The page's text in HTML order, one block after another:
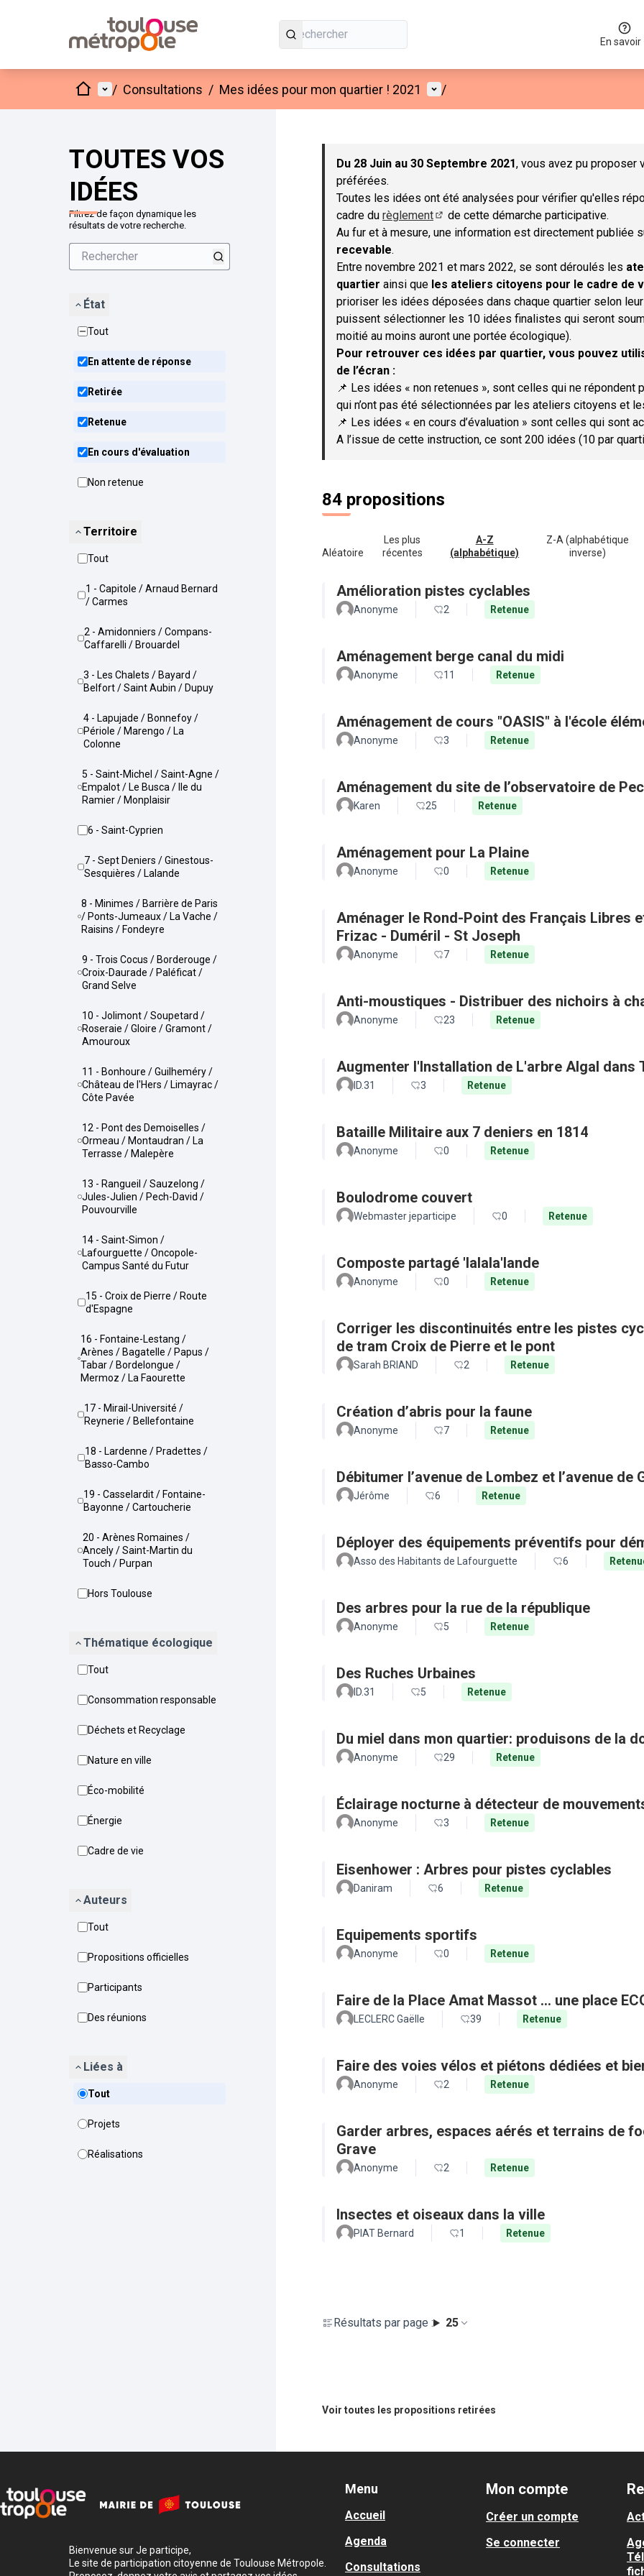
En savoir
AccueilMenu principal
/ Consultations / Mes idées pour mon quartier ! 2021 Menu utilisateur
/
TOUTES VOS
IDÉES
Filtrez de façon dynamique les
résultats de votre recherche.
État
Tout
En attente de réponse
Retirée
Retenue
En cours d'évaluation
Non retenue
Territoire
Tout
1 - Capitole / Arnaud Bernard
/ Carmes
2 - Amidonniers / Compans-
Caffarelli / Brouardel
3 - Les Chalets / Bayard /
Belfort / Saint Aubin / Dupuy
4 - Lapujade / Bonnefoy /
Périole / Marengo / La
Colonne
5 - Saint-Michel / Saint-Agne /
Empalot / Le Busca / Ile du
Ramier / Monplaisir
6 - Saint-Cyprien
7 - Sept Deniers / Ginestous-
Sesquières / Lalande
8 - Minimes / Barrière de Paris
/ Ponts-Jumeaux / La Vache /
Raisins / Fondeyre
9 - Trois Cocus / Borderouge /
Croix-Daurade / Paléficat /
Grand Selve
10 - Jolimont / Soupetard /
Roseraie / Gloire / Gramont /
Amouroux
11 - Bonhoure / Guilheméry /
Château de l'Hers / Limayrac /
Côte Pavée
12 - Pont des Demoiselles /
Ormeau / Montaudran / La
Terrasse / Malepère
13 - Rangueil / Sauzelong /
Jules-Julien / Pech-David /
Pouvourville
14 - Saint-Simon /
Lafourguette / Oncopole-
Campus Santé du Futur
15 - Croix de Pierre / Route
d'Espagne
16 - Fontaine-Lestang /
Arènes / Bagatelle / Papus /
Tabar / Bordelongue /
Mermoz / La Faourette
17 - Mirail-Université /
Reynerie / Bellefontaine
18 - Lardenne / Pradettes /
Basso-Cambo
19 - Casselardit / Fontaine-
Bayonne / Cartoucherie
20 - Arènes Romaines /
Ancely / Saint-Martin du
Touch / Purpan
Hors Toulouse
Thématique écologique
Tout
Consommation responsable
Déchets et Recyclage
Nature en ville
Éco-mobilité
Énergie
Cadre de vie
Auteurs
Tout
Propositions officielles
Participants
Des réunions
Liées à
Tout
Projets
Réalisations
Passer la carte
Du 28 Juin au 30 Septembre 2021, vous avez pu proposer
préférées.
Toutes les idées ont été analysées pour vérifier qu'elles
cadre du règlement
(S'ouvre dans un nouvel onglet)
de cette démarche participative.
Au fur et à mesure, une information est directement publiée
recevable.
Entre novembre 2021 et mars 2022, se sont déroulés les
quartier ainsi que les ateliers citoyens pour le cadre de
prioriser les idées déposées dans chaque quartier selon
puissent sélectionner les 10 idées finalistes qui seront
moitié au moins auront une portée écologique).
Pour retrouver ces idées par quartier, vous pouvez
de l’écran :
📌 Les idées « non retenues », sont celles qui ne
qui n’ont pas été sélectionnées par les ateliers citoyens et
📌 Les idées « en cours d’évaluation » sont celles qui sont
A l’issue de cette instruction, ce sont 200 idées (10 par
84 propositions
Aléatoire
Les plus
récentes
A-Z
(alphabétique)
Z-A (alphabétique
inverse)
Amélioration pistes cyclables
Anonyme 2 Retenue
Aménagement berge canal du midi
Anonyme 11 Retenue
Aménagement de cours "OASIS" à l'école
Anonyme 3 Retenue
Aménagement du site de l’observatoire de
Karen 25 Retenue
Aménagement pour La Plaine
Anonyme 0 Retenue
Aménager le Rond-Point des Français Libres
Frizac - Duméril - St Joseph
Anonyme 7 Retenue
Anti-moustiques - Distribuer des nichoirs à
Anonyme 23 Retenue
Augmenter l'Installation de L'arbre Algal dans
ID.31 3 Retenue
Bataille Militaire aux 7 deniers en 1814
Anonyme 0 Retenue
Boulodrome couvert
Webmaster jeparticipe 0 Retenue
Composte partagé 'lalala'lande
Anonyme 0 Retenue
Corriger les discontinuités entre les pistes
de tram Croix de Pierre et le pont
Sarah BRIAND 2 Retenue
Création d’abris pour la faune
Anonyme 7 Retenue
Débitumer l’avenue de Lombez et l’avenue de
Jérôme 6 Retenue
Déployer des équipements préventifs pour
Asso des Habitants de Lafourguette 6
Des arbres pour la rue de la république
Anonyme 5 Retenue
Des Ruches Urbaines
ID.31 5 Retenue
Du miel dans mon quartier: produisons de la
Anonyme 29 Retenue
Éclairage nocturne à détecteur de
Anonyme 3 Retenue
Eisenhower : Arbres pour pistes cyclables
Daniram 6 Retenue
Equipements sportifs
Anonyme 0 Retenue
Faire de la Place Amat Massot ... une place
LECLERC Gaëlle 39 Retenue
Faire des voies vélos et piétons dédiées et
Anonyme 2 Retenue
Garder arbres, espaces aérés et terrains de
Grave
Anonyme 2 Retenue
Insectes et oiseaux dans la ville
PIAT Bernard 1 Retenue
Résultats par page : 25
Voir toutes les propositions retirées
Bienvenue sur Je participe,
Le site de participation citoyenne de Toulouse Métropole.
Menu
Accueil
Agenda
Consultations
Mon compte
Créer un compte
Se connecter